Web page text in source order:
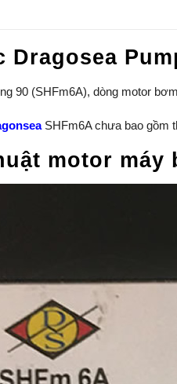
90 (SHFm6A), dòng motor
SHFm6A chưa bao gồm
motor máy